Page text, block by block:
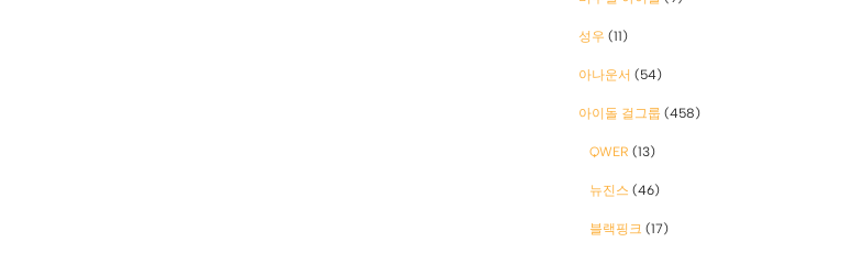
성우 (11)
아나운서 (54)
아이돌 걸그룹 (458)
QWER (13)
뉴진스 (46)
블랙핑크 (17)